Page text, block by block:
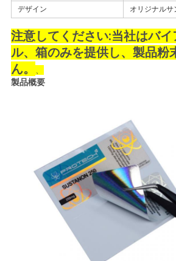
場
合
PRIVACY
POLICY
デザイン
オリジナル
注意してください:当社はバ
ル、箱のみを提供し、製品粉
ん。
、
製品概要